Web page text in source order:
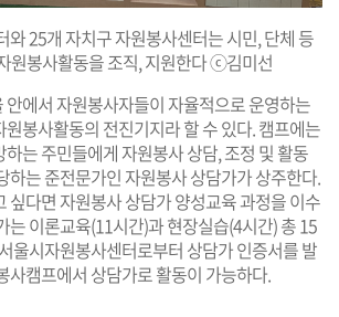
와 25개 자치구 자원봉사센터는 시민, 단체 등
원봉사활동을 조직, 지원한다 ⓒ김미선
에서 자원봉사자들이 자율적으로 운영하는
봉사활동의 전진기지라 할 수 있다. 캠프에는
는 주민들에게 자원봉사 상담, 조정 및 활동
하는 준전문가인 자원봉사 상담가가 상주한다.
싶다면 자원봉사 상담가 양성교육 과정을 이수
는 이론교육(11시간)과 현장실습(4시간) 총 15
울시자원봉사센터로부터 상담가 인증서를 발
사캠프에서 상담가로 활동이 가능하다.